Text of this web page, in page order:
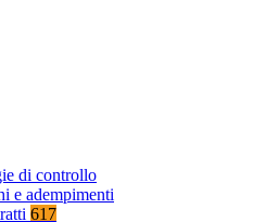
di controllo
e adempimenti
617